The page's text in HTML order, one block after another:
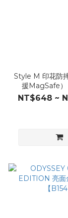
Style M 印花防
援MagSafe）
NT$648 ~